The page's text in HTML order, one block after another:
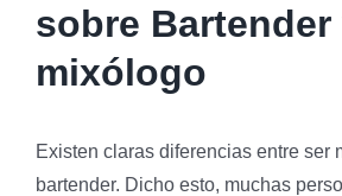
sobre Bartender
mixólogo
Existen claras diferencias entre ser
bartender. Dicho esto, muchas